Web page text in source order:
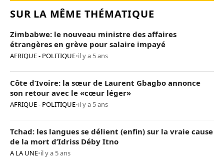
SUR LA MÊME THÉMATIQUE
Zimbabwe: le nouveau ministre des affaires
étrangères en grève pour salaire impayé
AFRIQUE - POLITIQUE•il y a 5 ans
Côte d’Ivoire: la sœur de Laurent Gbagbo annonce
son retour avec le «cœur léger»
AFRIQUE - POLITIQUE•il y a 5 ans
Tchad: les langues se délient (enfin) sur la vraie cause
de la mort d’Idriss Déby Itno
A LA UNE•il y a 5 ans